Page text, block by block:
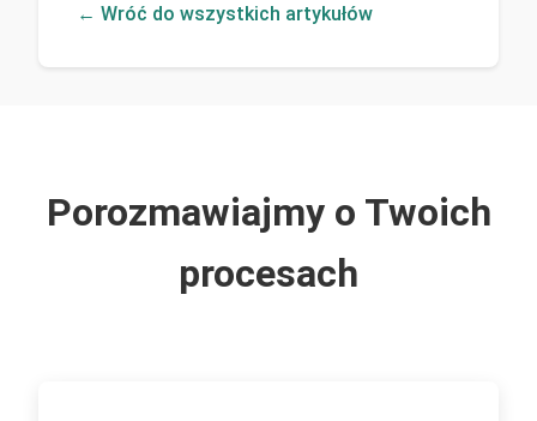
← Wróć do wszystkich artykułów
Porozmawiajmy o Twoich
procesach